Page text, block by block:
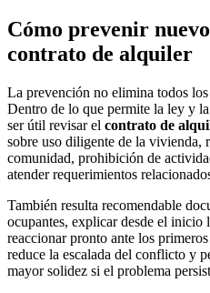
Cómo prevenir
contrato de alquiler
La prevención no elimina todos
Dentro de lo que permite la ley y
ser útil revisar el contrato de
sobre uso diligente de la vivienda,
comunidad, prohibición de
atender requerimientos
También resulta recomendable
ocupantes, explicar desde el inicio
reaccionar pronto ante los
reduce la escalada del conflicto y
mayor solidez si el problema